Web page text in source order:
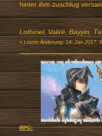
hinter ihm zuschlug
Lothíriel, Valirë, Bayyin,
«Letzte Änderung: 14. Jan 2017,
RPG: